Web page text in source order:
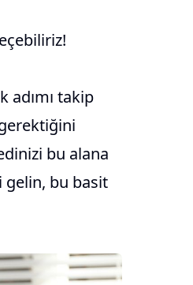
adımı takip
bu alana
gelin, bu basit